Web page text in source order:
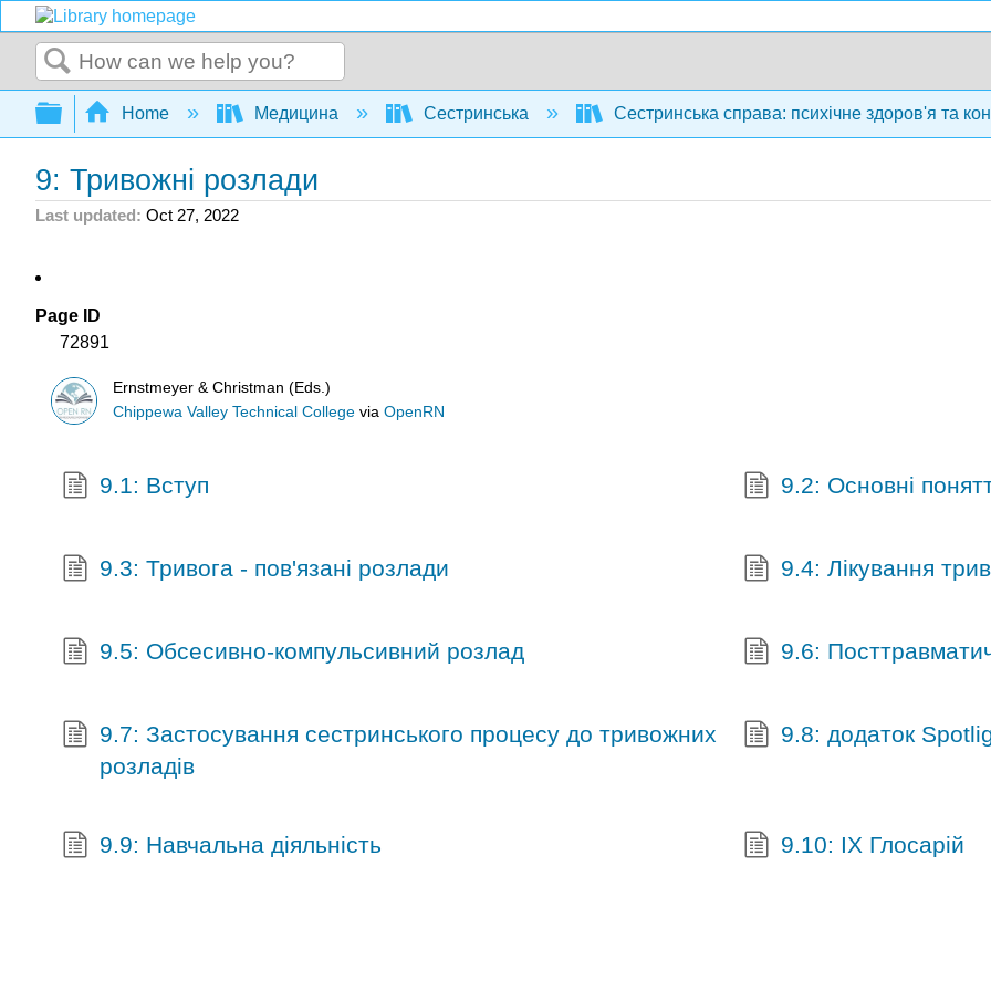
Search
Expand/collapse global hierarchy
Home Медицина Сестринська Сестринська справа: психічне здоров'я та
9: Тривожні розлади
Last updated Oct 27, 2022
Page ID
72891
Ernstmeyer & Christman (Eds.)
Chippewa Valley Technical Collegevia OpenRN
9.1: Вступ 9.2: Основні
9.3: Тривога - пов'язані розлади 9.4: Лікування
9.5: Обсесивно-компульсивний розлад 9.6:
9.7: Застосування сестринського процесу до тривожних
розладів
9.8: додаток
9.9: Навчальна діяльність 9.10: IX Глосарій